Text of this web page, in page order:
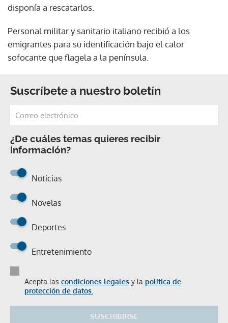
disponía a rescatarlos.
Personal militar y sanitario italiano recibió a los
emigrantes para su identificación bajo el calor
sofocante que flagela a la península.
Suscríbete a nuestro boletín
¿De cuáles temas quieres recibir
información?
Noticias
Novelas
Deportes
Entretenimiento
Acepta las condiciones legales y la política de
protección de datos.
SUSCRIBIRSE